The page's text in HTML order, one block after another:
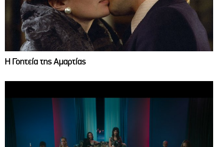
Η Γοητεία της Αμαρτίας